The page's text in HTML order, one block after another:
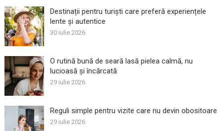
Destinații pentru turiști care preferă experiențele
lente și autentice
30 iulie 2026
O rutină bună de seară lasă pielea calmă, nu
lucioasă și încărcată
29 iulie 2026
Reguli simple pentru vizite care nu devin obositoare
29 iulie 2026